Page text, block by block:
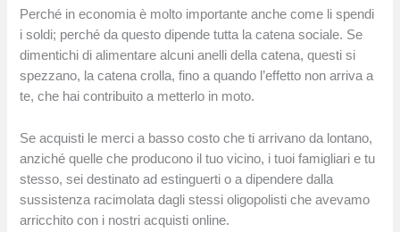
Perché in economia è molto importante anche come li spendi
i soldi; perché da questo dipende tutta la catena sociale. Se
dimentichi di alimentare alcuni anelli della catena, questi si
spezzano, la catena crolla, fino a quando l’effetto non arriva a
te, che hai contribuito a metterlo in moto.
Se acquisti le merci a basso costo che ti arrivano da lontano,
anziché quelle che producono il tuo vicino, i tuoi famigliari e tu
stesso, sei destinato ad estinguerti o a dipendere dalla
sussistenza racimolata dagli stessi oligopolisti che avevamo
arricchito con i nostri acquisti online.